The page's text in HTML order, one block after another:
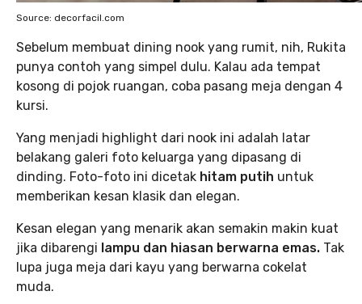
Source: decorfacil.com
Sebelum membuat dining nook yang rumit, nih, Rukita
punya contoh yang simpel dulu. Kalau ada tempat
kosong di pojok ruangan, coba pasang meja dengan 4
kursi.
Yang menjadi highlight dari nook ini adalah latar
belakang galeri foto keluarga yang dipasang di
dinding. Foto-foto ini dicetak hitam putih untuk
memberikan kesan klasik dan elegan.
Kesan elegan yang menarik akan semakin makin kuat
jika dibarengi lampu dan hiasan berwarna emas. Tak
lupa juga meja dari kayu yang berwarna cokelat
muda.